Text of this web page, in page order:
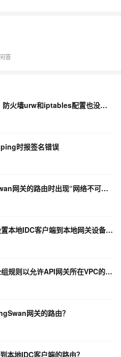
问答
服务器远程连接不上，能ping，防火墙urw和iptables配置也没问题，firewall也关闭了
时报签名错误
配置本地IDC客户端到strongSwan网关的路由时出现“网络不可达”错误是什么原因？
如何在配置IPsec-VPN连接时设置本地IDC客户端到本地网关设备以及反向的路由？
能否举例子来说明如何配置安全组规则以允许API网关所在VPC的子网访问您的私有VPC中的资源？
网关的路由？
地IDC客户端的路由？